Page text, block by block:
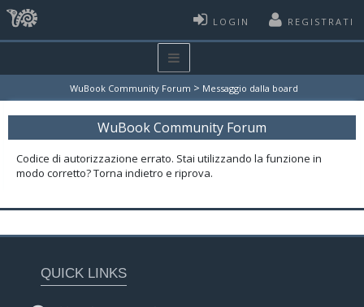
LOGIN REGISTRATI
WuBook Community Forum > Messaggio dalla board
WuBook Community Forum
Codice di autorizzazione errato. Stai utilizzando la funzione in
modo corretto? Torna indietro e riprova.
QUICK LINKS